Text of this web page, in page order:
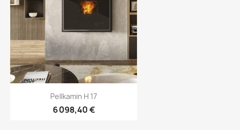
Aperçu rapide
Pellkamin H 17
6 098,40 €